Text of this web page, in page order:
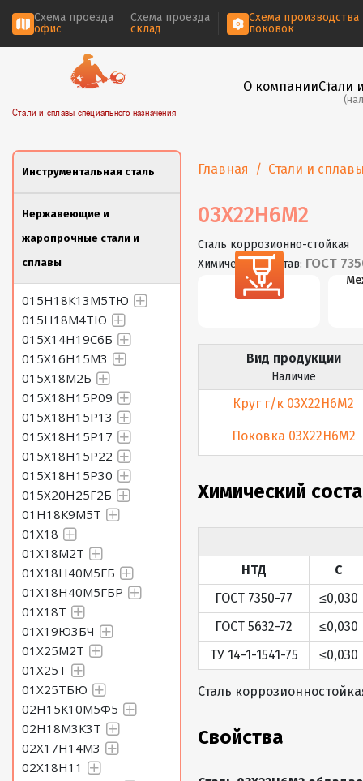
Схема проезда
офис
Схема проезда
склад
Схема производства
поковок
Стали и сплавы специального назначения
О компанииСтали
Инструментальная сталь
Нержавеющие и
жаропрочные стали и
сплавы
015Н18К13М5ТЮ
015Н18М4ТЮ
015Х14Н19С6Б
015Х16Н15М3
015Х18М2Б
015Х18Н15Р09
015Х18Н15Р13
015Х18Н15Р17
015Х18Н15Р22
015Х18Н15Р30
015Х20Н25Г2Б
01Н18К9М5Т
01Х18
01Х18М2Т
01Х18Н40М5ГБ
01Х18Н40М5ГБР
01Х18Т
01Х19Ю3БЧ
01Х25М2Т
01Х25Т
01Х25ТБЮ
02Н15К10М5Ф5
02Н18М3К3Т
02Х17Н14М3
02Х18Н11
Главная Стали и
03Х22Н6М2
Сталь коррозионно-стойкая
Химический состав: ГОСТ
Резка
Вид продукции
Наличие
Круг г/к 03Х22Н6М2
Поковка 03Х22Н6М2
Химический
НТД
C
ГОСТ 7350-77
≤0,030
ГОСТ 5632-72
≤0,030
ТУ 14-1-1541-75
≤0,030
Сталь
Свойства